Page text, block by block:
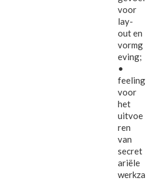
voor
lay-
out en
vormg
eving;
•
feeling
voor
het
uitvoe
ren
van
secret
ariële
werkza